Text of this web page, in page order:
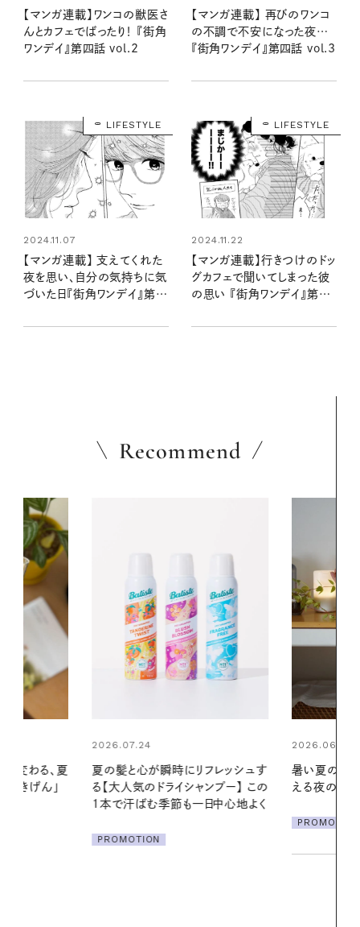
【マンガ連載】ワンコの獣医さ
んとカフェでばったり！ 『街角
ワンデイ』第四話 vol.2
【マンガ連載】 再びのワンコ
の不調で不安になった夜…
『街角ワンデイ』第四話 vol.3
LIFESTYLE
2024.11.07
【マンガ連載】 支えてくれた
夜を思い、自分の気持ちに気
づいた日『街角ワンデイ』第四
LIFESTYLE
2024.11.22
【マンガ連載】行きつけのドッ
グカフェで聞いてしまった彼
の思い 『街角ワンデイ』第五
Recommend
レッシュす
プー】 この
2026.06.01
暑い夏のナイトルーティン。私を整
える夜の爽やかご褒美ケア
2026.06.01
真夏に向け
やりジェルと
ア